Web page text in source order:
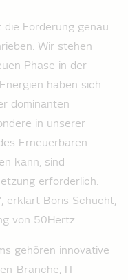
Förderung genau
Wir stehen
Phase in der
haben sich
dominanten
in unserer
Erneuerbaren-
kann, sind
erforderlich.
erklärt Boris Schucht,
von 50Hertz.
gehören innovative
Branche, IT-